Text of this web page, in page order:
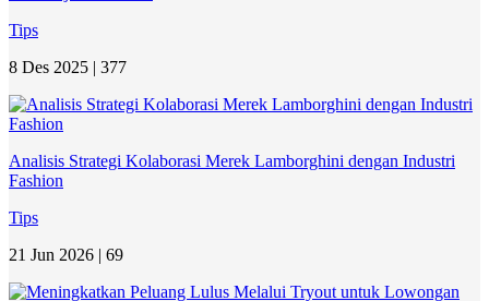
Tips
8 Des 2025 | 377
Analisis Strategi Kolaborasi Merek Lamborghini dengan Industri
Fashion
Tips
21 Jun 2026 | 69